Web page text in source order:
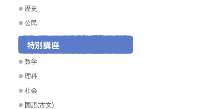
歴史
公民
数学
理科
社会
国語(古文)